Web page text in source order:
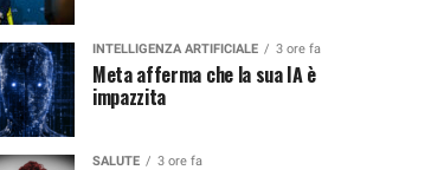
INTELLIGENZA ARTIFICIALE 3 ore fa
Meta afferma che la sua IA è
impazzita
SALUTE 3 ore fa